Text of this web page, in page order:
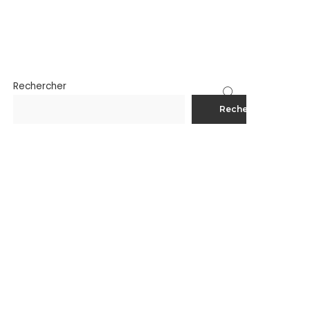
Rechercher
Rechercher